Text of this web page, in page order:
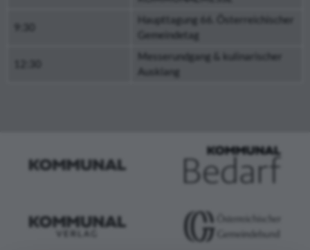
Haupttagung 66. Österreichischer
Gemeindetag
Messerundgang & kulinarischer
Ausklang